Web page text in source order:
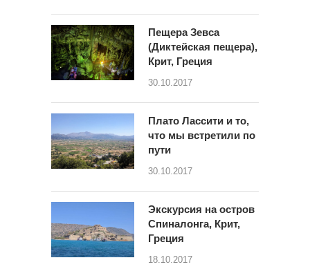
Пещера Зевса
(Диктейская пещера),
Крит, Греция
30.10.2017
Плато Лассити и то,
что мы встретили по
пути
30.10.2017
Экскурсия на остров
Спиналонга, Крит,
Греция
18.10.2017